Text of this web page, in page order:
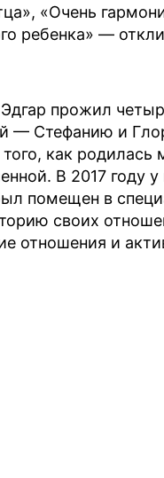
«Очень
ребенка» —
прожил
— Стефанию и
как
В 2017 году
помещен в
своих
отношения и